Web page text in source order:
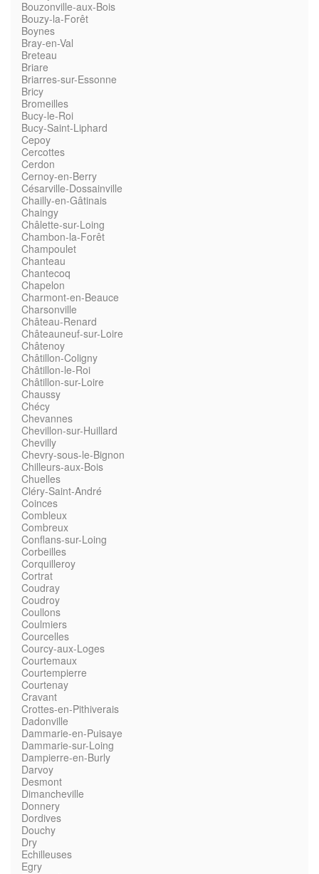
Bouzonville-aux-Bois
Bouzy-la-Forêt
Boynes
Bray-en-Val
Breteau
Briare
Briarres-sur-Essonne
Bricy
Bromeilles
Bucy-le-Roi
Bucy-Saint-Liphard
Cepoy
Cercottes
Cerdon
Cernoy-en-Berry
Césarville-Dossainville
Chailly-en-Gâtinais
Chaingy
Châlette-sur-Loing
Chambon-la-Forêt
Champoulet
Chanteau
Chantecoq
Chapelon
Charmont-en-Beauce
Charsonville
Château-Renard
Châteauneuf-sur-Loire
Châtenoy
Châtillon-Coligny
Châtillon-le-Roi
Châtillon-sur-Loire
Chaussy
Chécy
Chevannes
Chevillon-sur-Huillard
Chevilly
Chevry-sous-le-Bignon
Chilleurs-aux-Bois
Chuelles
Cléry-Saint-André
Coinces
Combleux
Combreux
Conflans-sur-Loing
Corbeilles
Corquilleroy
Cortrat
Coudray
Coudroy
Coullons
Coulmiers
Courcelles
Courcy-aux-Loges
Courtemaux
Courtempierre
Courtenay
Cravant
Crottes-en-Pithiverais
Dadonville
Dammarie-en-Puisaye
Dammarie-sur-Loing
Dampierre-en-Burly
Darvoy
Desmont
Dimancheville
Donnery
Dordives
Douchy
Dry
Echilleuses
Egry